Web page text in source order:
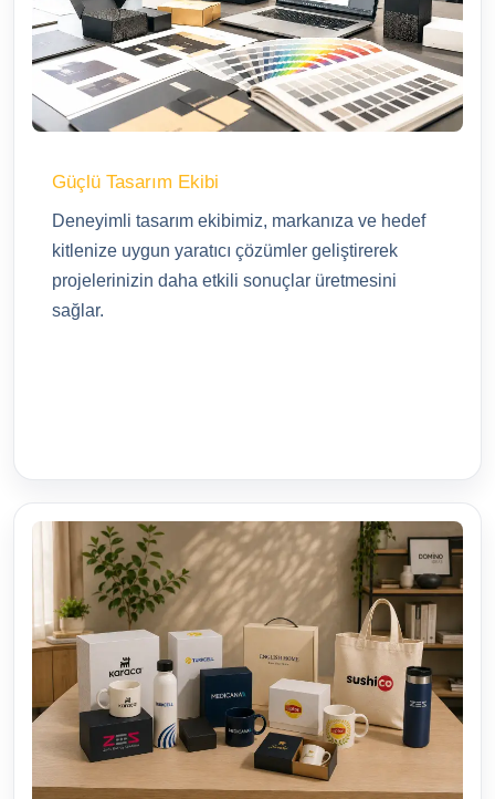
Güçlü Tasarım Ekibi
Deneyimli tasarım ekibimiz, markanıza ve hedef
kitlenize uygun yaratıcı çözümler geliştirerek
projelerinizin daha etkili sonuçlar üretmesini
sağlar.